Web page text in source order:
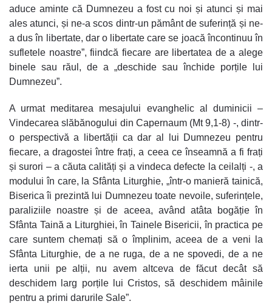
aduce aminte că Dumnezeu a fost cu noi și atunci și mai
ales atunci, și ne-a scos dintr-un pământ de suferință și ne-
a dus în libertate, dar o libertate care se joacă încontinuu în
sufletele noastre”, fiindcă fiecare are libertatea de a alege
binele sau răul, de a „deschide sau închide porțile lui
Dumnezeu”.
A urmat meditarea mesajului evanghelic al duminicii –
Vindecarea slăbănogului din Capernaum (Mt 9,1-8) -, dintr-
o perspectivă a libertății ca dar al lui Dumnezeu pentru
fiecare, a dragostei între frați, a ceea ce înseamnă a fi frați
și surori – a căuta calități și a vindeca defecte la ceilalți -, a
modului în care, la Sfânta Liturghie, „într-o manieră tainică,
Biserica îi prezintă lui Dumnezeu toate nevoile, suferințele,
paraliziile noastre și de aceea, având atâta bogăție în
Sfânta Taină a Liturghiei, în Tainele Bisericii, în practica pe
care suntem chemați să o împlinim, aceea de a veni la
Sfânta Liturghie, de a ne ruga, de a ne spovedi, de a ne
ierta unii pe alții, nu avem altceva de făcut decât să
deschidem larg porțile lui Cristos, să deschidem mâinile
pentru a primi darurile Sale”.